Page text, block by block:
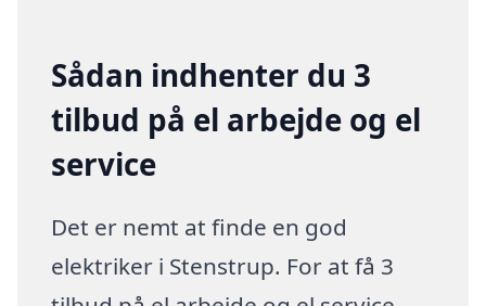
Sådan indhenter du 3
tilbud på el arbejde og el
service
Det er nemt at finde en god
elektriker i Stenstrup. For at få 3